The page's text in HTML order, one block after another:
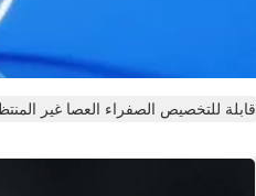
قابلة للتخصيص الصفراء العصا غير